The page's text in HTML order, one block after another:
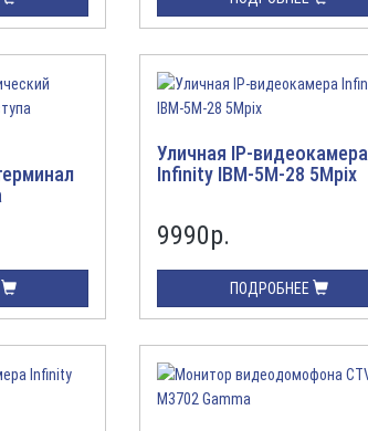
Уличная IP-видеокамера
Infinity IBM-5M-28 5Mpix
9990р.
ПОДРОБНЕЕ